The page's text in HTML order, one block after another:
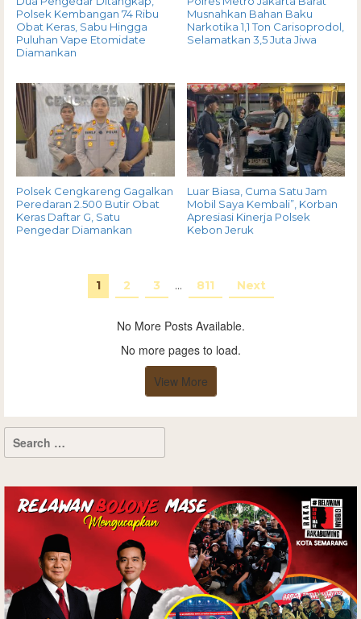
Polsek Kembangan 74 Ribu
Obat Keras, Sabu Hingga
Puluhan Vape Etomidate
Diamankan
Musnahkan Bahan Baku
Narkotika 1,1 Ton Carisoprodol,
Selamatkan 3,5 Juta Jiwa
Polsek Cengkareng Gagalkan
Peredaran 2.500 Butir Obat
Keras Daftar G, Satu
Pengedar Diamankan
Luar Biasa, Cuma Satu Jam
Mobil Saya Kembali”, Korban
Apresiasi Kinerja Polsek
Kebon Jeruk
1 2 3 … 811 Next
No More Posts Available.
No more pages to load.
View More